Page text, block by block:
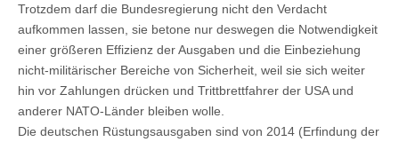
Trotzdem darf die Bundesregierung nicht den Verdacht
aufkommen lassen, sie betone nur deswegen die Notwendigkeit
einer größeren Effizienz der Ausgaben und die Einbeziehung
nicht-militärischer Bereiche von Sicherheit, weil sie sich weiter
hin vor Zahlungen drücken und Trittbrettfahrer der USA und
anderer NATO-Länder bleiben wolle.
Die deutschen Rüstungsausgaben sind von 2014 (Erfindung der